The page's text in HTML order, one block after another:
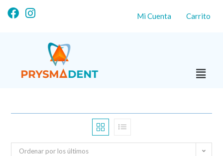
Mi Cuenta Carrito
Ordenar por los últimos